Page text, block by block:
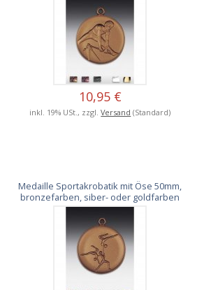
10,95 €
inkl. 19% USt., zzgl.Versand (Standard)
Medaille Sportakrobatik mit Öse 50mm,
bronzefarben, siber- oder goldfarben